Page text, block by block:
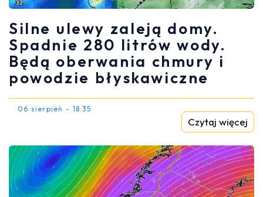
Silne ulewy zaleją domy.
Spadnie 280 litrów wody.
Będą oberwania chmury i
powodzie błyskawiczne
06 sierpień - 18:35
Czytaj więcej